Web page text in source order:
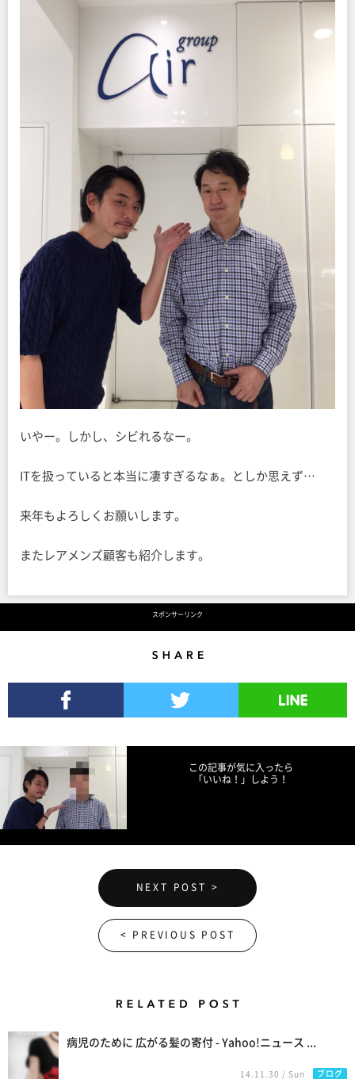
いやー。しかし、シビれるなー。
ITを扱っていると本当に凄すぎるなぁ。としか思えず…
来年もよろしくお願いします。
またレアメンズ顧客も紹介します。
スポンサーリンク
この記事が気に入ったら
「いいね！」しよう！
NEXT POST >
< PREVIOUS POST
病児のために 広がる髪の寄付 - Yahoo!ニュース ...
14.11.30 / Sun ブログ